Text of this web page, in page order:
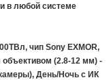
в любой системе
чип Sony EXMOR,
(2.8-12 мм) -
День/Ночь с ИК